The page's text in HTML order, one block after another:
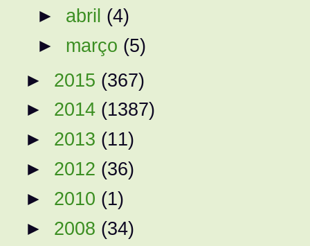
► abril (4)
► março (5)
► 2015 (367)
► 2014 (1387)
► 2013 (11)
► 2012 (36)
► 2010 (1)
► 2008 (34)